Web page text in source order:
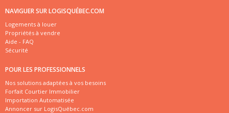
NAVIGUER SUR LOGISQUÉBEC.COM
Logements à louer
Propriétés à vendre
Aide - FAQ
Sécurité
POUR LES PROFESSIONNELS
Nos solutions adaptées à vos besoins
Forfait Courtier Immobilier
Importation Automatisée
Annoncer sur LogisQuébec.com